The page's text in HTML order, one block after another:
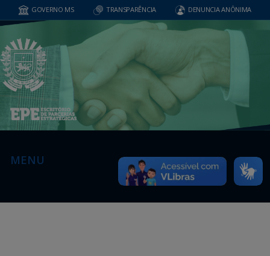
GOVERNO MS TRANSPARÊNCIA DENUNCIA ANÔNIMA
MENU